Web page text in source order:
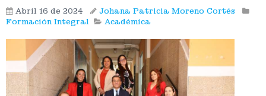
Abril 16 de 2024
Johana Patricia Moreno Cortés
Formación Integral
Académica